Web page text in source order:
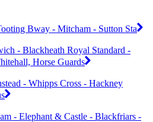
Bway - Mitcham - Sutton Sta
- Blackheath Royal Standard -
Horse Guards
- Whipps Cross - Hackney
- Elephant & Castle - Blackfriars -